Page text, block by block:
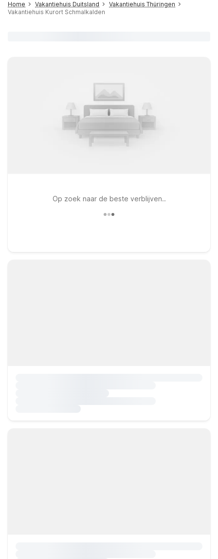
Home Vakantiehuis Duitsland
Vakantiehuis Thüringen
Vakantiehuis Kurort Schmalkalden
Op zoek naar de beste verblijven..